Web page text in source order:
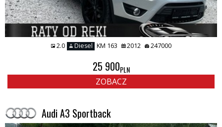
2.0 Diesel KM 163 2012 247000
25 900PLN
ZOBACZ
Audi A3 Sportback